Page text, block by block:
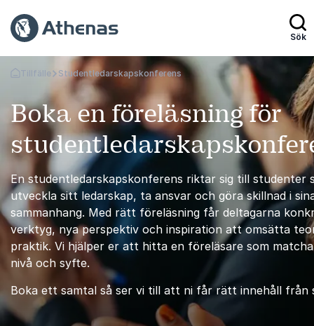
Sök
Gå tillbaka till startsidan
Tillfälle Studentledarskapskonferens
Boka en föreläsning för
En studentledarskapskonferens riktar sig till studenter
utveckla sitt ledarskap, ta ansvar och göra skillnad i
sammanhang. Med rätt föreläsning får deltagarna
verktyg, nya perspektiv och inspiration att omsätta
praktik. Vi hjälper er att hitta en föreläsare som
nivå och syfte.
Boka ett samtal så ser vi till att ni får rätt innehåll från